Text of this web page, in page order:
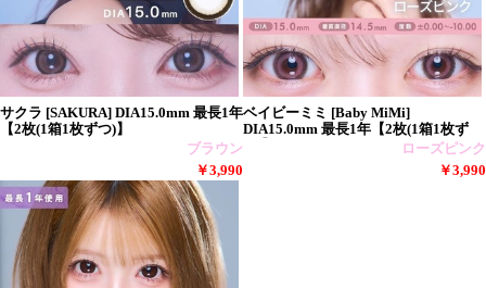
サクラ [SAKURA] DIA15.0mm 最長1年
【2枚(1箱1枚ずつ)】
ブラウン
￥3,990
ベイビーミミ [Baby MiMi]
DIA15.0mm 最長1年【2枚(1箱1枚ず
ローズピンク
￥3,990